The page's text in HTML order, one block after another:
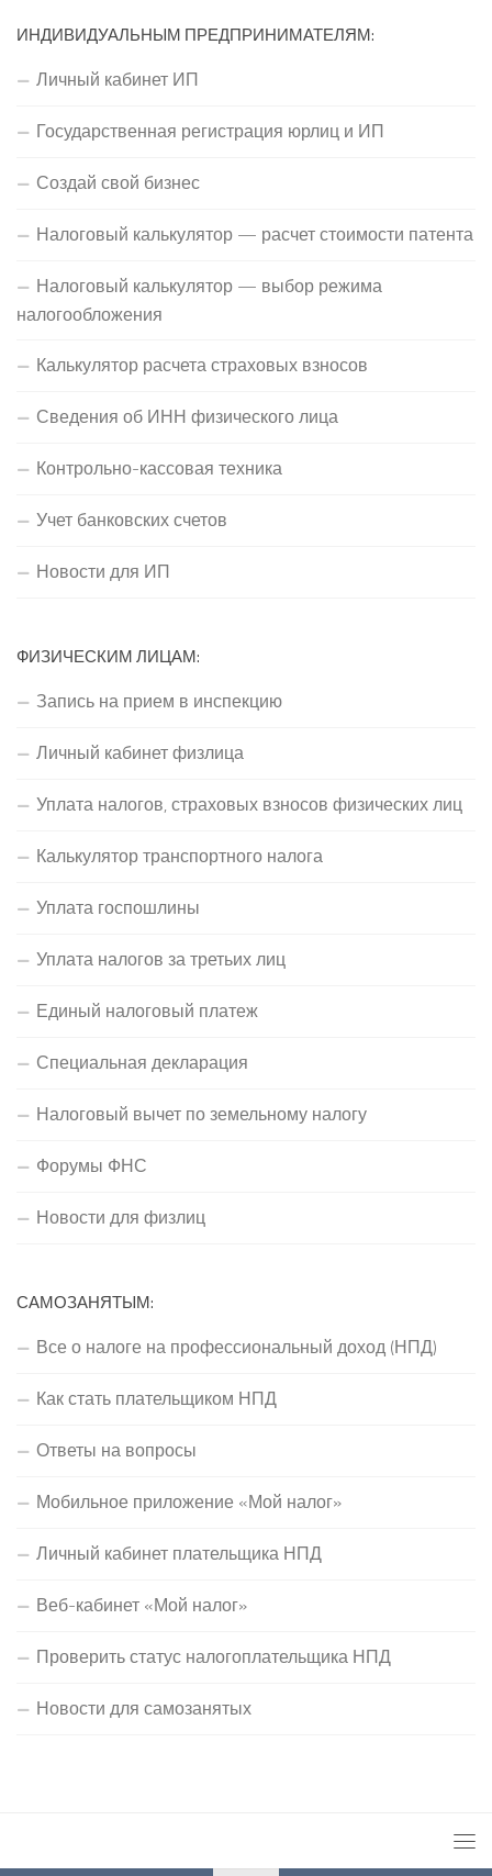
ИНДИВИДУАЛЬНЫМ ПРЕДПРИНИМАТЕЛЯМ:
Личный кабинет ИП
Государственная регистрация юрлиц и ИП
Создай свой бизнес
Налоговый калькулятор — расчет стоимости патента
Налоговый калькулятор — выбор режима
налогообложения
Калькулятор расчета страховых взносов
Сведения об ИНН физического лица
Контрольно-кассовая техника
Учет банковских счетов
Новости для ИП
ФИЗИЧЕСКИМ ЛИЦАМ:
Запись на прием в инспекцию
Личный кабинет физлица
Уплата налогов, страховых взносов физических лиц
Калькулятор транспортного налога
Уплата госпошлины
Уплата налогов за третьих лиц
Единый налоговый платеж
Специальная декларация
Налоговый вычет по земельному налогу
Форумы ФНС
Новости для физлиц
САМОЗАНЯТЫМ:
Все о налоге на профессиональный доход (НПД)
Как стать плательщиком НПД
Ответы на вопросы
Мобильное приложение «Мой налог»
Личный кабинет плательщика НПД
Веб-кабинет «Мой налог»
Проверить статус налогоплательщика НПД
Новости для самозанятых